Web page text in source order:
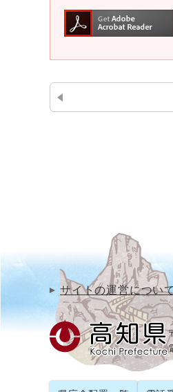
サイトの運営について